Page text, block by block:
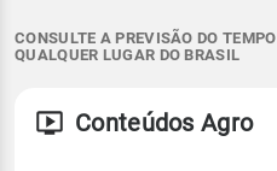
CONSULTE A PREVISÃO DO
QUALQUER LUGAR DO BRASIL
Conteúdos Agro